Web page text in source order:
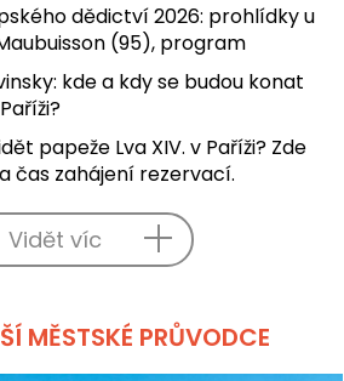
dědictví 2026: prohlídky u
(95), program
kde a kdy se budou konat
papeže Lva XIV. v Paříži? Zde
čas zahájení rezervací.
Vidět víc
MĚSTSKÉ PRŮVODCE